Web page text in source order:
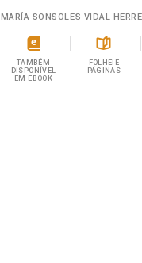
MARÍA SONSOLES VIDAL
TAMBÉM
DISPONÍVEL
EM EBOOK
FOLHEIE
PÁGINAS